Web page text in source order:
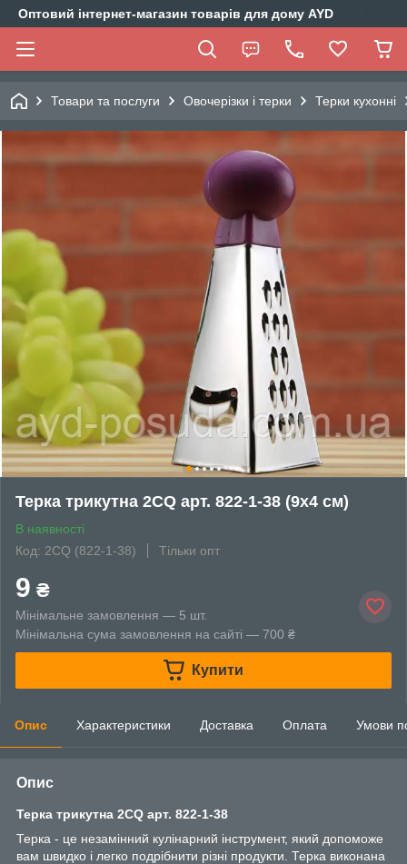
Оптовий інтернет-магазин товарів для дому AYD
Товари та послуги Овочерізки і терки Терки кухонні
Терка трикутна 2CQ арт. 822-1-38 (9х4 см)
В наявності
Код: 2CQ (822-1-38)
Тільки опт
9 ₴
Мінімальне замовлення — 5 шт.
Мінімальна сума замовлення на сайті — 700 ₴
Купити
Опис Характеристики Доставка Оплата Умови
Опис
Терка трикутна 2CQ арт. 822-1-38
Терка - це незамінний кулінарний інструмент, який допоможе
вам швидко і легко подрібнити різні продукти. Терка виконана